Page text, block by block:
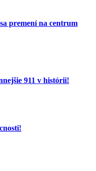
premení na centrum
911 v histórii!